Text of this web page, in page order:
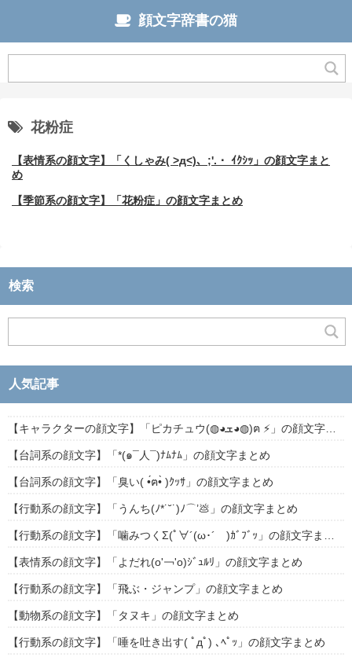
顔文字辞書の猫
花粉症
【表情系の顔文字】「くしゃみ( >д<)、;'.・ ｲｸｼｯ」の顔文字まと
め
【季節系の顔文字】「花粉症」の顔文字まとめ
検索
人気記事
【台詞系の顔文字】「*(๑¯人¯)ﾅﾑﾅﾑ」の顔文字まとめ
【台詞系の顔文字】「臭い( •́ฅ•̀ )ｸｯｻ」の顔文字まとめ
【行動系の顔文字】「うんち(ﾉ*˙˘˙)ﾉ⌒’💩」の顔文字まとめ
【表情系の顔文字】「よだれ(о'￢'о)ｼﾞｭﾙﾘ」の顔文字まとめ
【行動系の顔文字】「飛ぶ・ジャンプ」の顔文字まとめ
【動物系の顔文字】「タヌキ」の顔文字まとめ
【行動系の顔文字】「唾を吐き出す( ﾟдﾟ) ､ﾍﾟｯ」の顔文字まとめ